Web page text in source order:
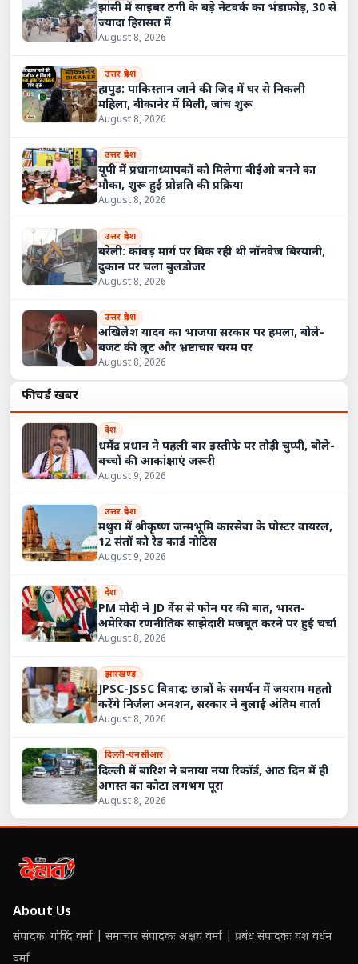
झांसी में साइबर ठगी के बड़े नेटवर्क का भंडाफोड़, 30 से
ज्यादा हिरासत में
August 8, 2026
उत्तर प्रदेश
हापुड़: पाकिस्तान जाने की जिद में घर से निकली
महिला, बीकानेर में मिली, जांच शुरू
August 8, 2026
उत्तर प्रदेश
यूपी में प्रधानाध्यापकों को मिलेगा बीईओ बनने का
मौका, शुरू हुई प्रोन्नति की प्रक्रिया
August 8, 2026
उत्तर प्रदेश
बरेली: कांवड़ मार्ग पर बिक रही थी नॉनवेज बिरयानी,
दुकान पर चला बुलडोजर
August 8, 2026
उत्तर प्रदेश
अखिलेश यादव का भाजपा सरकार पर हमला, बोले-
बजट की लूट और भ्रष्टाचार चरम पर
August 8, 2026
फीचर्ड खबरें
देश
धर्मेंद्र प्रधान ने पहली बार इस्तीफे पर तोड़ी चुप्पी, बोले-
बच्चों की आकांक्षाएं जरूरी
August 9, 2026
उत्तर प्रदेश
मथुरा में श्रीकृष्ण जन्मभूमि कारसेवा के पोस्टर वायरल,
12 संतों को रेड कार्ड नोटिस
August 9, 2026
देश
PM मोदी ने JD वेंस से फोन पर की बात, भारत-
अमेरिका रणनीतिक साझेदारी मजबूत करने पर हुई चर्चा
August 8, 2026
झारखण्ड
JPSC-JSSC विवाद: छात्रों के समर्थन में जयराम महतो
करेंगे निर्जला अनशन, सरकार ने बुलाई अंतिम वार्ता
August 8, 2026
दिल्ली-एनसीआर
दिल्ली में बारिश ने बनाया नया रिकॉर्ड, आठ दिन में ही
अगस्त का कोटा लगभग पूरा
August 8, 2026
About Us
संपादक: गोविंद वर्मा | समाचार संपादकः अक्षय वर्मा | प्रबंध संपादकः यश वर्धन
वर्मा